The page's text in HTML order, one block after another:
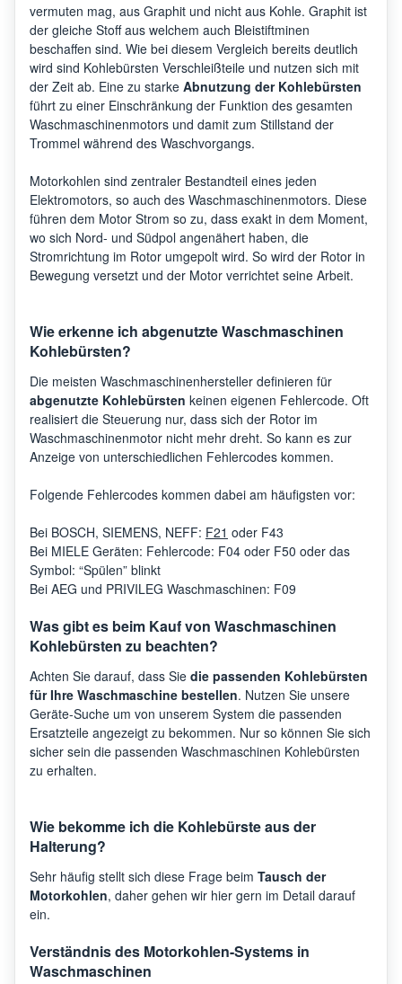
vermuten mag, aus Graphit und nicht aus Kohle. Graphit ist
der gleiche Stoff aus welchem auch Bleistiftminen
beschaffen sind. Wie bei diesem Vergleich bereits deutlich
wird sind Kohlebürsten Verschleißteile und nutzen sich mit
der Zeit ab. Eine zu starke Abnutzung der Kohlebürsten
führt zu einer Einschränkung der Funktion des gesamten
Waschmaschinenmotors und damit zum Stillstand der
Trommel während des Waschvorgangs.
Motorkohlen sind zentraler Bestandteil eines jeden
Elektromotors, so auch des Waschmaschinenmotors. Diese
führen dem Motor Strom so zu, dass exakt in dem Moment,
wo sich Nord- und Südpol angenähert haben, die
Stromrichtung im Rotor umgepolt wird. So wird der Rotor in
Bewegung versetzt und der Motor verrichtet seine Arbeit.
Wie erkenne ich abgenutzte Waschmaschinen
Kohlebürsten?
Die meisten Waschmaschinenhersteller definieren für
abgenutzte Kohlebürsten keinen eigenen Fehlercode. Oft
realisiert die Steuerung nur, dass sich der Rotor im
Waschmaschinenmotor nicht mehr dreht. So kann es zur
Anzeige von unterschiedlichen Fehlercodes kommen.
Folgende Fehlercodes kommen dabei am häufigsten vor:
Bei BOSCH, SIEMENS, NEFF: F21 oder F43
Bei MIELE Geräten: Fehlercode: F04 oder F50 oder das
Symbol: “Spülen” blinkt
Bei AEG und PRIVILEG Waschmaschinen: F09
Was gibt es beim Kauf von Waschmaschinen
Kohlebürsten zu beachten?
Achten Sie darauf, dass Sie die passenden Kohlebürsten
für Ihre Waschmaschine bestellen. Nutzen Sie unsere
Geräte-Suche um von unserem System die passenden
Ersatzteile angezeigt zu bekommen. Nur so können Sie sich
sicher sein die passenden Waschmaschinen Kohlebürsten
zu erhalten.
Wie bekomme ich die Kohlebürste aus der
Halterung?
Sehr häufig stellt sich diese Frage beim Tausch der
Motorkohlen, daher gehen wir hier gern im Detail darauf
ein.
Verständnis des Motorkohlen-Systems in
Waschmaschinen